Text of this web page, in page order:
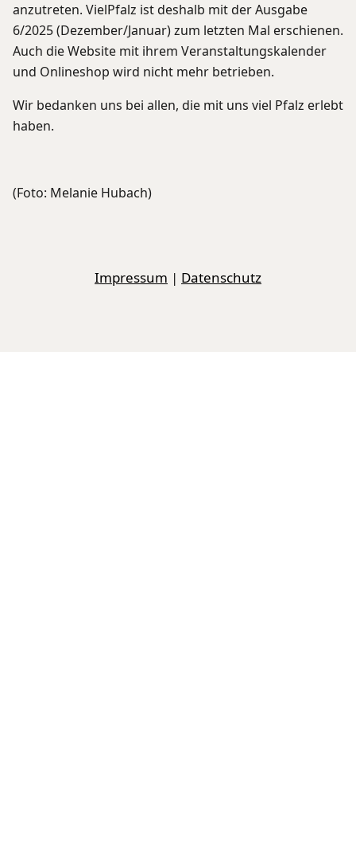
anzutreten. VielPfalz ist deshalb mit der Ausgabe
6/2025 (Dezember/Januar) zum letzten Mal erschienen.
Auch die Website mit ihrem Veranstaltungskalender
und Onlineshop wird nicht mehr betrieben.
Wir bedanken uns bei allen, die mit uns viel Pfalz erlebt
haben.
(Foto: Melanie Hubach)
Impressum | Datenschutz